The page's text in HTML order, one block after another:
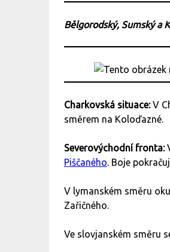
Bělgorodský, Sumský a
Charkovská situace:V
směrem na Koloďazné.
Severovýchodní fronta:
Piščaného. Boje
V lymanském směru
Zařičného.
Ve slovjanském směru